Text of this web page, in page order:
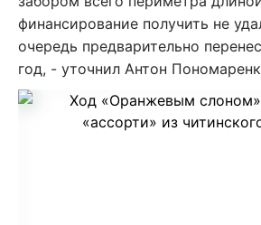
финансирование получить не
очередь предварительно
год, - уточнил Антон